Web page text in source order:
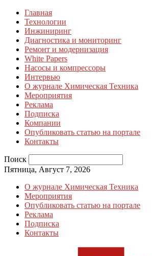
Главная
Технологии
Инжиниринг
Диагностика и мониторинг
Ремонт и модернизация
White Papers
Насосы и компрессоры
Интервью
О журнале Химическая Техника
Мероприятия
Реклама
Подписка
Компании
Опубликовать статью на портале
Контакты
Поиск
Пятница, Август 7, 2026
О журнале Химическая Техника
Мероприятия
Опубликовать статью на портале
Реклама
Подписка
Контакты